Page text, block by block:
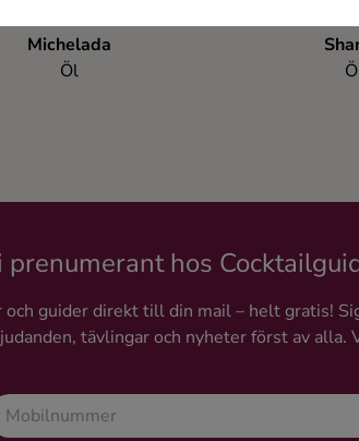
Michelada
Öl
prenumerant hos
guider direkt till din mail – helt gratis!
tävlingar och nyheter först av alla.